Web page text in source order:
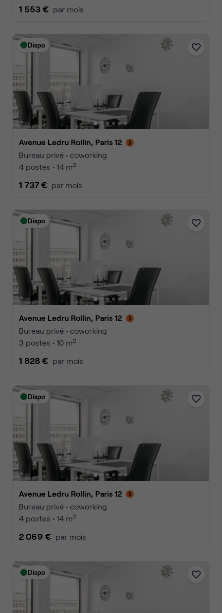
1 553 € par mois
Dispo
Avenue Ledru Rollin, Paris 12
Bureau privé • coworking
4 postes • 14 m2
1 737 € par mois
Dispo
Avenue Ledru Rollin, Paris 12
Bureau privé • coworking
3 postes • 10 m2
1 828 € par mois
Dispo
Avenue Ledru Rollin, Paris 12
Bureau privé • coworking
4 postes • 14 m2
2 069 € par mois
Dispo